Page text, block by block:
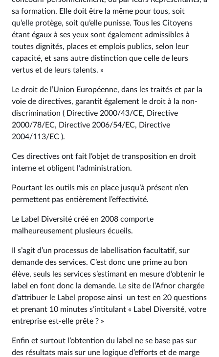
sa formation. Elle doit être la même pour tous, soit
qu’elle protège, soit qu’elle punisse. Tous les Citoyens
étant égaux à ses yeux sont également admissibles à
toutes dignités, places et emplois publics, selon leur
capacité, et sans autre distinction que celle de leurs
vertus et de leurs talents. »
Le droit de l’Union Européenne, dans les traités et par la
voie de directives, garantit également le droit à la non-
discrimination ( Directive 2000/43/CE, Directive
2000/78/EC, Directive 2006/54/EC, Directive
2004/113/EC ).
Ces directives ont fait l’objet de transposition en droit
interne et obligent l’administration.
Pourtant les outils mis en place jusqu’à présent n’en
permettent pas entièrement l’effectivité.
Le Label Diversité créé en 2008 comporte
malheureusement plusieurs écueils.
Il s’agit d’un processus de labellisation facultatif, sur
demande des services. C’est donc une prime au bon
élève, seuls les services s’estimant en mesure d’obtenir le
label en font donc la demande. Le site de l’Afnor chargée
d’attribuer le Label propose ainsi un test en 20 questions
et prenant 10 minutes s’intitulant « Label Diversité, votre
entreprise est-elle prête ? »
Enfin et surtout l’obtention du label ne se base pas sur
des résultats mais sur une logique d’efforts et de marge